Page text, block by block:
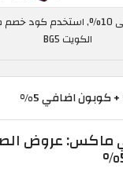
كود خصم حصري حتى 10%,
الكويت BG5
ماكس: عروض